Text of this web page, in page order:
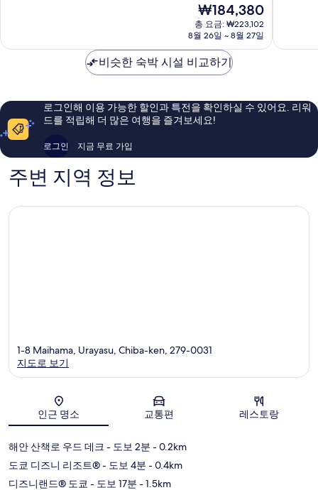
텔
마
점,
요,
용
후
개
현
재
요
₩184,380
₩184,380
총 요금: ₩223,102
8월 26일 ~ 8월 27일
하
하
마
점,
요,
이
비슷한 숙박 시설 비교하기
로그인해 이용 가능한 할인과 특전을 확인하실 수 있어요. 리워
드를 적립해 더 많은 여행을 즐겨보세요!
로그인 지금 무료 가입
주변 지역 정보
지도
1-8 Maihama, Urayasu, Chiba-ken, 279-0031
지도로 보기
인근 명소 교통편 레스토랑
해안 산책로 우드 데크 - 도보 2분 - 0.2km
도쿄 디즈니 리조트®- 도보 4분 - 0.4km
디즈니랜드® 도쿄 - 도보 17분 - 1.5km